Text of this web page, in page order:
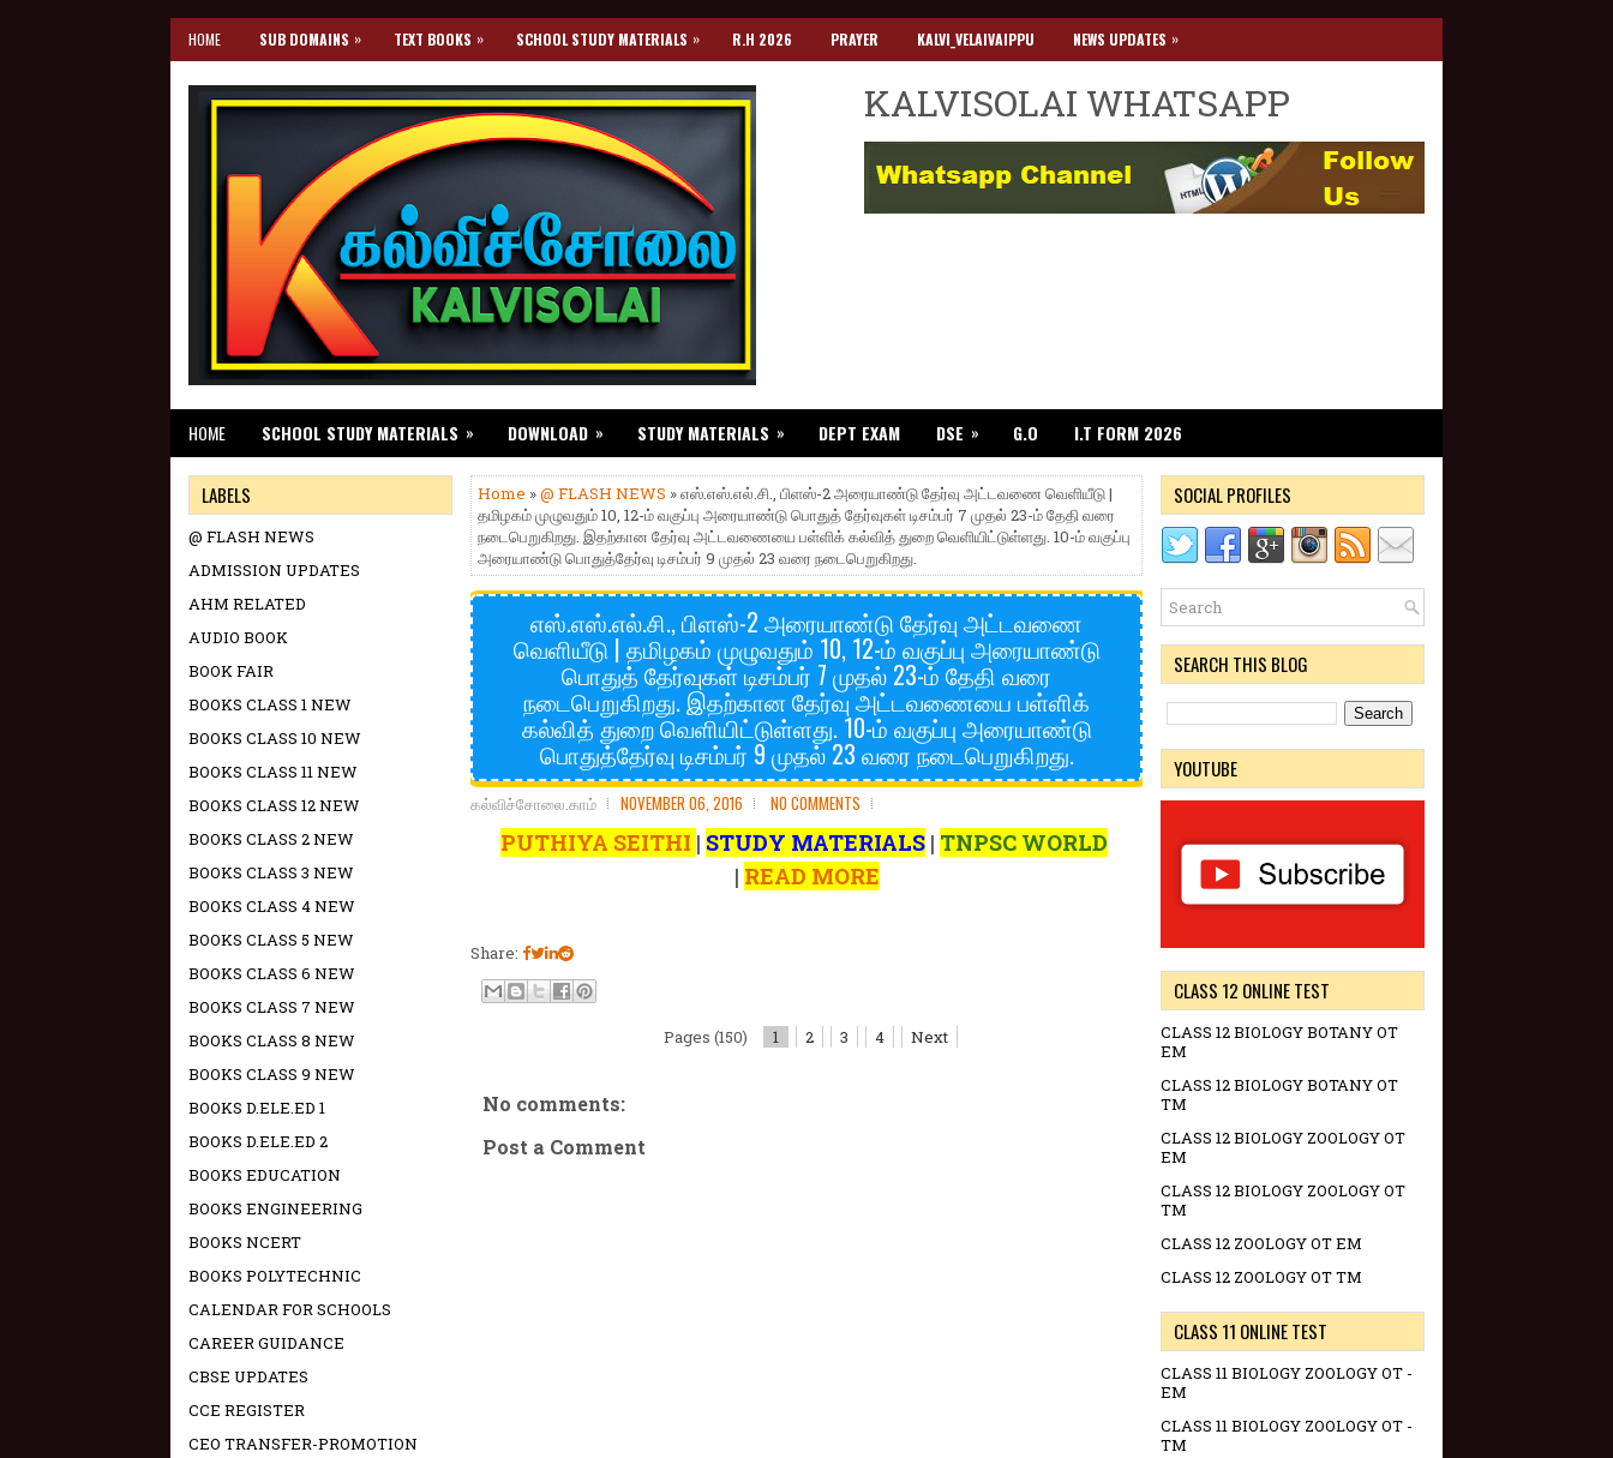
HOME SUB DOMAINS » TEXT BOOKS » SCHOOL STUDY MATERIALS » R.H 2026 PRAYER KALVI_VELAIVAIPPU NEWS UPDATES »
KALVISOLAI WHATSAPP
HOME SCHOOL STUDY MATERIALS » DOWNLOAD » STUDY MATERIALS » DEPT EXAM DSE » G.O I.T FORM 2026
Home »@ FLASH NEWS » எஸ்.எஸ்.எல்.சி., பிளஸ்-2 அரையாண்டு தேர்வு அட்டவணை வெளியீடு |
தமிழகம் முழுவதும் 10, 12-ம் வகுப்பு அரையாண்டு பொதுத் தேர்வுகள் டிசம்பர் 7 முதல் 23-ம் தேதி வரை
நடைபெறுகிறது. இதற்கான தேர்வு அட்டவணையை பள்ளிக் கல்வித் துறை வெளியிட்டுள்ளது. 10-ம் வகுப்பு
அரையாண்டு பொதுத்தேர்வு டிசம்பர் 9 முதல் 23 வரை நடைபெறுகிறது.
எஸ்.எஸ்.எல்.சி., பிளஸ்-2 அரையாண்டு தேர்வு அட்டவணை
வெளியீடு | தமிழகம் முழுவதும் 10, 12-ம் வகுப்பு அரையாண்டு
பொதுத் தேர்வுகள் டிசம்பர் 7 முதல் 23-ம் தேதி வரை
நடைபெறுகிறது. இதற்கான தேர்வு அட்டவணையை பள்ளிக்
கல்வித் துறை வெளியிட்டுள்ளது. 10-ம் வகுப்பு அரையாண்டு
பொதுத்தேர்வு டிசம்பர் 9 முதல் 23 வரை நடைபெறுகிறது.
கல்விச்சோலை.காம் NOVEMBER 06, 2016 NO COMMENTS
PUTHIYA SEITHI | STUDY MATERIALS | TNPSC WORLD
| READ MORE
Share:
Pages (150) 1 2 3 4 Next
No comments:
Post a Comment
LABELS
@ FLASH NEWS
ADMISSION UPDATES
AHM RELATED
AUDIO BOOK
BOOK FAIR
BOOKS CLASS 1 NEW
BOOKS CLASS 10 NEW
BOOKS CLASS 11 NEW
BOOKS CLASS 12 NEW
BOOKS CLASS 2 NEW
BOOKS CLASS 3 NEW
BOOKS CLASS 4 NEW
BOOKS CLASS 5 NEW
BOOKS CLASS 6 NEW
BOOKS CLASS 7 NEW
BOOKS CLASS 8 NEW
BOOKS CLASS 9 NEW
BOOKS D.ELE.ED 1
BOOKS D.ELE.ED 2
BOOKS EDUCATION
BOOKS ENGINEERING
BOOKS NCERT
BOOKS POLYTECHNIC
CALENDAR FOR SCHOOLS
CAREER GUIDANCE
CBSE UPDATES
CCE REGISTER
CEO TRANSFER-PROMOTION
SOCIAL PROFILES
SEARCH THIS BLOG
YOUTUBE
CLASS 12 ONLINE TEST
CLASS 12 BIOLOGY BOTANY OT
EM
CLASS 12 BIOLOGY BOTANY OT
TM
CLASS 12 BIOLOGY ZOOLOGY OT
EM
CLASS 12 BIOLOGY ZOOLOGY OT
TM
CLASS 12 ZOOLOGY OT EM
CLASS 12 ZOOLOGY OT TM
CLASS 11 ONLINE TEST
CLASS 11 BIOLOGY ZOOLOGY OT -
EM
CLASS 11 BIOLOGY ZOOLOGY OT -
TM